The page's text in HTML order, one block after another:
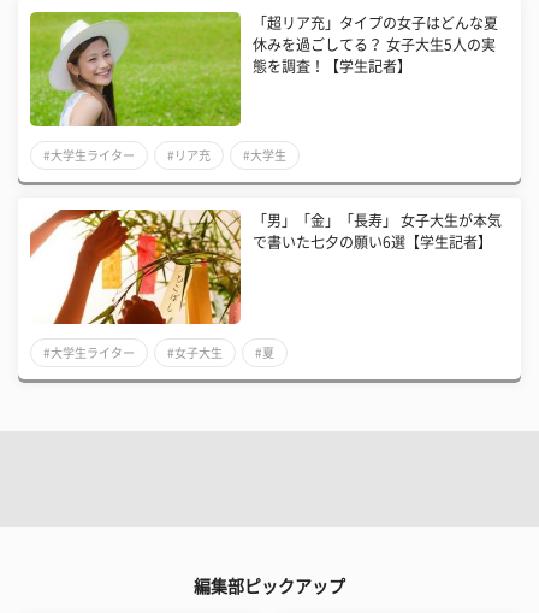
「超リア充」タイプの女子はどんな夏
休みを過ごしてる？ 女子大生5人の実
態を調査！【学生記者】
#大学生ライター #リア充 #大学生
「男」「金」「長寿」 女子大生が本気
で書いた七夕の願い6選【学生記者】
#大学生ライター #女子大生 #夏
編集部ピックアップ